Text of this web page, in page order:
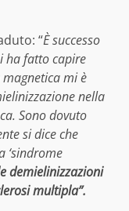
“È successo
ha fatto capire
mi è
nella
Sono dovuto
si dice che
‘sindrome
demielinizzazioni
multipla”.